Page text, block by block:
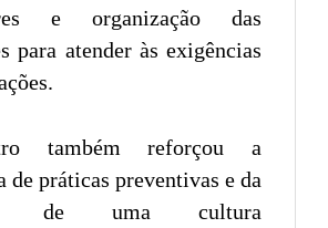
e organização das
para atender às exigências
também reforçou a
de práticas preventivas e da
de uma cultura